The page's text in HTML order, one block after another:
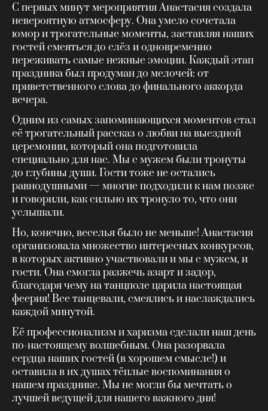
С первых минут мероприятия Анастасия создала
невероятную атмосферу. Она умело сочетала
юмор и трогательные моменты, заставляя наших
гостей смеяться до слёз и одновременно
переживать самые нежные эмоции. Каждый этап
праздника был продуман до мелочей: от
приветственного слова до финального аккорда
вечера.
Одним из самых запоминающихся моментов стал
её трогательный рассказ о любви на выездной
церемонии, который она подготовила
специально для нас. Мы с мужем были тронуты
до глубины души. Гости тоже не остались
равнодушными — многие подходили к нам позже
и говорили, как сильно их тронуло то, что они
услышали.
Но, конечно, веселья было не меньше! Анастасия
организовала множество интересных конкурсов,
в которых активно участвовали и мы с мужем, и
гости. Она смогла разжечь азарт и задор,
благодаря чему на танцполе царила настоящая
феерия! Все танцевали, смеялись и наслаждались
каждой минутой.
Её профессионализм и харизма сделали наш день
по-настоящему волшебным. Она разорвала
сердца наших гостей (в хорошем смысле!) и
оставила в их душах тёплые воспоминания о
нашем празднике. Мы не могли бы мечтать о
лучшей ведущей для нашего важного дня!